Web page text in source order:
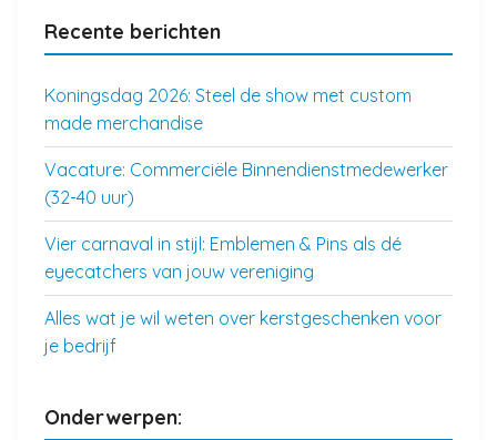
Recente berichten
Koningsdag 2026: Steel de show met custom
made merchandise
Vacature: Commerciële Binnendienstmedewerker
(32-40 uur)
Vier carnaval in stijl: Emblemen & Pins als dé
eyecatchers van jouw vereniging
Alles wat je wil weten over kerstgeschenken voor
je bedrijf
Onderwerpen: